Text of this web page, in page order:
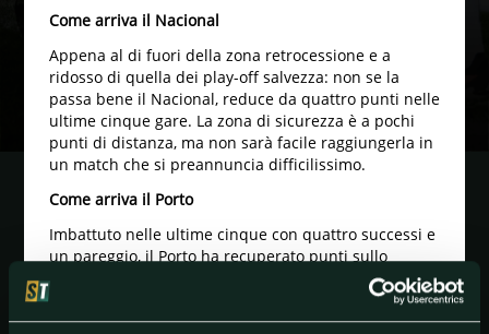
Come arriva il Nacional
Appena al di fuori della zona retrocessione e a
ridosso di quella dei play-off salvezza: non se la
passa bene il Nacional, reduce da quattro punti nelle
ultime cinque gare. La zona di sicurezza è a pochi
punti di distanza, ma non sarà facile raggiungerla in
un match che si preannuncia difficilissimo.
Come arriva il Porto
Imbattuto nelle ultime cinque con quattro successi e
un pareggio, il Porto ha recuperato punti sullo
Sporting e ora si ritrova proprio con la squadra di
Lisbona in testa alla classifica. Una lotta avvincente a
cui si è iscritto anche il Benfica e che costringerà il